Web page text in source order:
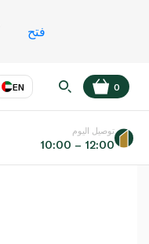
فتح
EN
عر
0
توصيل اليوم
10:00 – 12:00